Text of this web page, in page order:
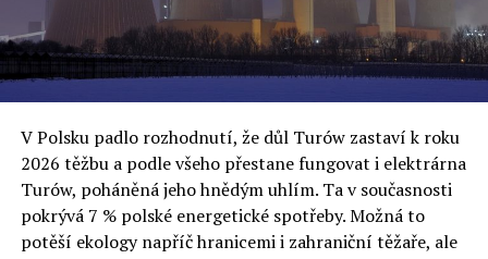
oslovuje své voliče, bublinu šílenců, kteří mu všechno
uvěří a nebudou se ptát na podrobnosti,“ řekl Rafał
Ziemkiewicz, redaktor týdeníku Do Rzeczy a ironicky
dodal: „Když se nynějšímu vedení státního hřebčince
podařilo prodat na aukci 10 plemenných koní za 600
000 euro, bylo to provládními médii oslavované jako
velký úspěch. Za vlády PiS se 14 koní prodalo za 2,5
milionu euro, což bylo stejnou mediální partou
komentováno jako konec polského chovu koní. Ve vidění
V Polsku padlo rozhodnutí, že důl Turów zastaví k roku
2026 těžbu a podle všeho přestane fungovat i elektrárna
Turów, poháněná jeho hnědým uhlím. Ta v současnosti
pokrývá 7 % polské energetické spotřeby. Možná to
potěší ekology napříč hranicemi i zahraniční těžaře, ale